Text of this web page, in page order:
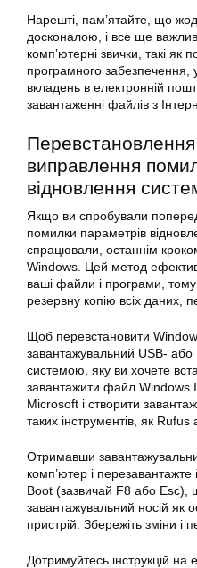
Нарешті, пам’ятайте, що
досконалою, і все ще
комп’ютерні звички, такі як
програмного забезпечення,
вкладень в електронній
завантаженні файлів з
Перевстановлення
виправлення
відновлення
Якщо ви спробували
помилки параметрів
спрацювали, останнім
Windows. Цей метод
ваші файли і програми,
резервну копію всіх даних,
Щоб перевстановити
завантажувальний USB-
системою, яку ви хочете
завантажити файл Windows
Microsoft і створити
таких інструментів, як
Отримавши
комп’ютер і
Boot (зазвичай F8 або Esc),
завантажувальний носій як
пристрій. Збережіть зміни і
Дотримуйтесь інструкцій на